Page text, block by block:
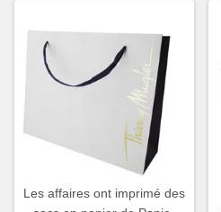
Les affaires ont imprimé des